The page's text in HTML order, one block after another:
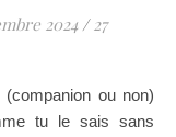
2024 / 27
tu le sais sans